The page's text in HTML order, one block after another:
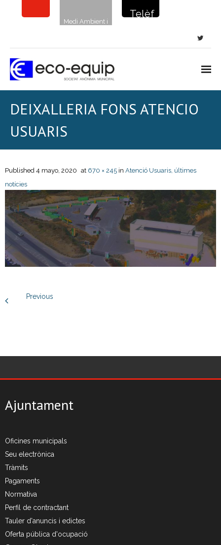
Medi Ambient i
Telèf
la
720
- Neteja de carrers i places
- Clavegueram
- Papereres i sanecans
- Neteja a alta pressió
- Festes i activitats a l’aire lliure
Deixalleries municipals
- Deixalleria Can Barba
- Deixalleria mòbil
Residus industrials
DEIXALLERIA FONS ATENCIO
USUARIS
Published 4 mayo, 2020 at 670 × 245 in Atenció Usuaris, últimes
notícies
Previous
Ajuntament
Oficines municipals
Seu electrònica
Tràmits
Pagaments
Normativa
Perfil de contractant
Tauler d'anuncis i edictes
Oferta pública d'ocupació